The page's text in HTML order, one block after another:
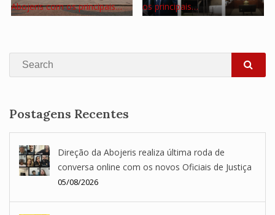
Abojeris com os principais…
os principais…
Search
Postagens Recentes
Direção da Abojeris realiza última roda de
conversa online com os novos Oficiais de Justiça
05/08/2026